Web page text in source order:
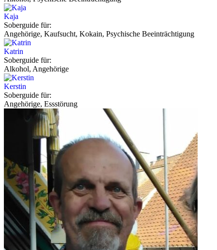
Kaja
Soberguide für:
Angehörige, Kaufsucht, Kokain, Psychische Beeinträchtigung
Katrin
Soberguide für:
Alkohol, Angehörige
Kerstin
Soberguide für:
Angehörige, Essstörung